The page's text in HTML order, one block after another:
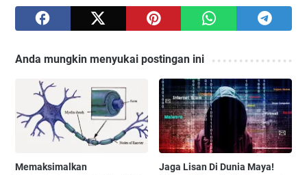
Anda mungkin menyukai postingan ini
Memaksimalkan
Jaga Lisan Di Dunia Maya!